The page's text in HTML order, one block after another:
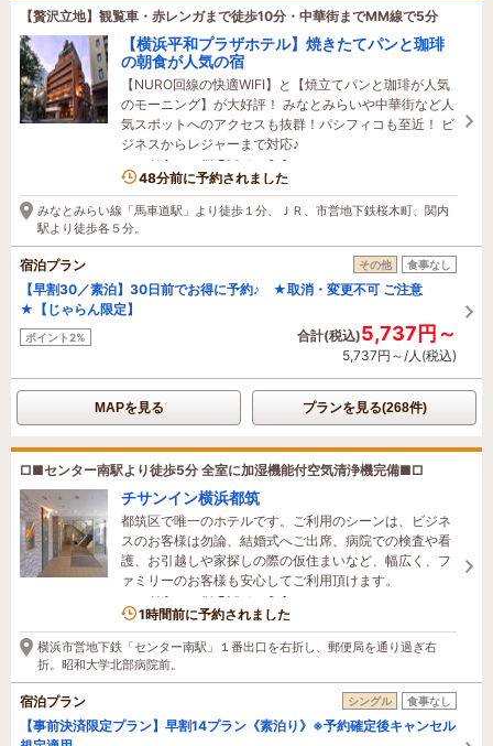
【贅沢立地】観覧車・赤レンガまで徒歩10分・中華街までMM線で5分
【横浜平和プラザホテル】焼きたてパンと珈琲
の朝食が人気の宿
【NURO回線の快適WIFI】と【焼立てパンと珈琲が人気
のモーニング】が大好評！ みなとみらいや中華街など人
気スポットへのアクセスも抜群！パシフィコも至近！ ビ
ジネスからレジャーまで対応♪
4名がこの宿を見ています
48分前に予約されました
みなとみらい線「馬車道駅」より徒歩１分、ＪＲ、市営地下鉄桜木町、関内
駅より徒歩各５分。
宿泊プラン その他 食事なし
【早割30／素泊】30日前でお得に予約♪ ★取消・変更不可 ご注意
★【じゃらん限定】
ポイント2% 合計(税込)5,737円～
5,737円～/人(税込)
MAPを見る プランを見る(268件)
□■センター南駅より徒歩5分 全室に加湿機能付空気清浄機完備■□
チサンイン横浜都筑
都筑区で唯一のホテルです。ご利用のシーンは、ビジネ
スのお客様は勿論、結婚式へご出席、病院での検査や看
護、お引越しや家探しの際の仮住まいなど、幅広く、フ
ァミリーのお客様も安心してご利用頂けます。
2名がこの宿を見ています
1時間前に予約されました
横浜市営地下鉄「センター南駅」１番出口を右折し、郵便局を通り過ぎ右
折。昭和大学北部病院前。
宿泊プラン シングル 食事なし
【事前決済限定プラン】早割14プラン《素泊り》※予約確定後キャンセル